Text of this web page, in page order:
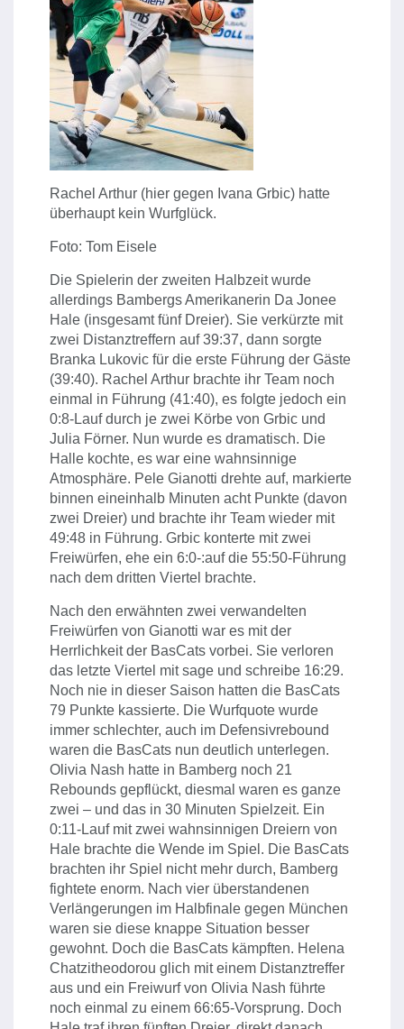
Rachel Arthur (hier gegen Ivana Grbic) hatte
überhaupt kein Wurfglück.
Foto: Tom Eisele
Die Spielerin der zweiten Halbzeit wurde
allerdings Bambergs Amerikanerin Da Jonee
Hale (insgesamt fünf Dreier). Sie verkürzte mit
zwei Distanztreffern auf 39:37, dann sorgte
Branka Lukovic für die erste Führung der Gäste
(39:40). Rachel Arthur brachte ihr Team noch
einmal in Führung (41:40), es folgte jedoch ein
0:8-Lauf durch je zwei Körbe von Grbic und
Julia Förner. Nun wurde es dramatisch. Die
Halle kochte, es war eine wahnsinnige
Atmosphäre. Pele Gianotti drehte auf, markierte
binnen eineinhalb Minuten acht Punkte (davon
zwei Dreier) und brachte ihr Team wieder mit
49:48 in Führung. Grbic konterte mit zwei
Freiwürfen, ehe ein 6:0-:auf die 55:50-Führung
nach dem dritten Viertel brachte.
Nach den erwähnten zwei verwandelten
Freiwürfen von Gianotti war es mit der
Herrlichkeit der BasCats vorbei. Sie verloren
das letzte Viertel mit sage und schreibe 16:29.
Noch nie in dieser Saison hatten die BasCats
79 Punkte kassierte. Die Wurfquote wurde
immer schlechter, auch im Defensivrebound
waren die BasCats nun deutlich unterlegen.
Olivia Nash hatte in Bamberg noch 21
Rebounds gepflückt, diesmal waren es ganze
zwei – und das in 30 Minuten Spielzeit. Ein
0:11-Lauf mit zwei wahnsinnigen Dreiern von
Hale brachte die Wende im Spiel. Die BasCats
brachten ihr Spiel nicht mehr durch, Bamberg
fightete enorm. Nach vier überstandenen
Verlängerungen im Halbfinale gegen München
waren sie diese knappe Situation besser
gewohnt. Doch die BasCats kämpften. Helena
Chatzitheodorou glich mit einem Distanztreffer
aus und ein Freiwurf von Olivia Nash führte
noch einmal zu einem 66:65-Vorsprung. Doch